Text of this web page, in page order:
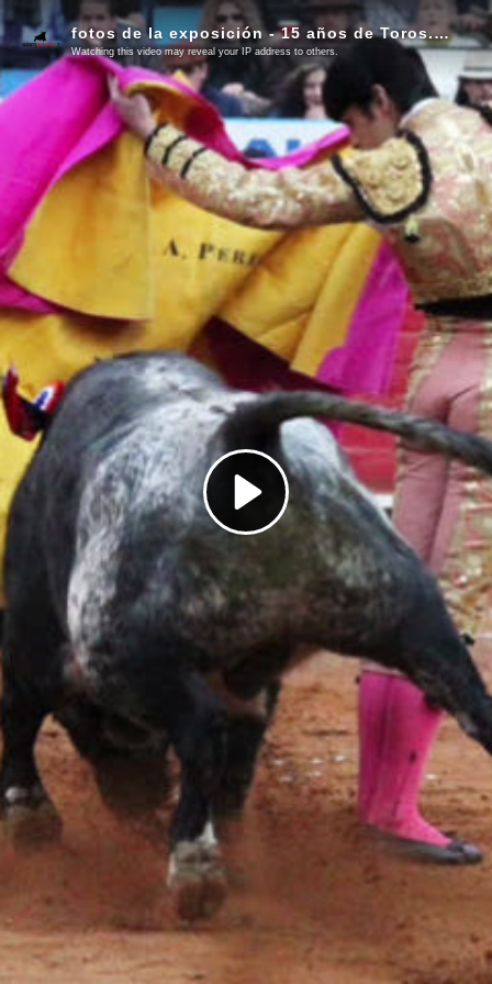
Play
Video
fotos de la exposición - 15 años de Toros. Pasión y Arte en Las Ventas de Madrid - 2026
Watching this video may reveal your IP address to others.